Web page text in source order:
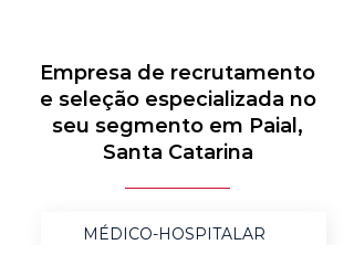
Empresa de recrutamento
e seleção especializada no
seu segmento em Paial,
Santa Catarina
MÉDICO-HOSPITALAR